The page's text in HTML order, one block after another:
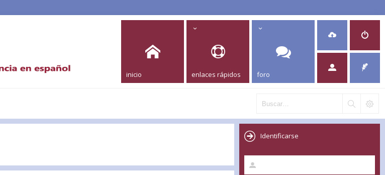
inicio enlaces rápidos foro
Identificarse